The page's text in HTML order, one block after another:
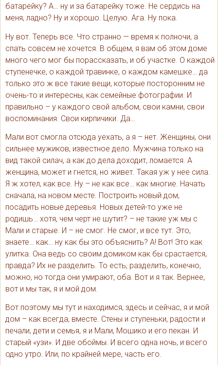
батарейку? А… ну и за батарейку тоже. Не сердись на
меня, ладно? Ну и хорошо. Целую. Ага. Ну пока.
Ну вот. Теперь все. Что странно — время к полночи, а
спать совсем не хочется. В общем, я вам об этом доме
много чего мог бы порассказать, и об участке. О каждой
ступенечке, о каждой травинке, о каждом камешке… да
только это ж все такие вещи, которые посторонним не
очень-то и интересны, как семейные фотографии. И
правильно – у каждого свой альбом, свои камни, свои
воспоминания. Свои кирпичики. Да…
Мали вот смогла отсюда уехать, а я – нет. Женщины, они
сильнее мужиков, известное дело. Мужчина только на
вид такой силач, а как до дела доходит, ломается. А
женщина, может и гнется, но живет. Такая уж у нее сила.
Я ж хотел, как все. Ну – не как все… как многие. Начать
сначала, на новом месте. Построить новый дом,
посадить новые деревья. Новых детей-то уже не
родишь… хотя, чем черт не шутит? – не такие уж мы с
Мали и старые. И – не смог. Не смог, и все тут. Это,
знаете… как… ну как бы это объяснить? А! Вот! Это как
улитка. Она ведь со своим домиком как бы срастается,
правда? Их не разделить. То есть, разделить, конечно,
можно, но тогда они умирают, оба. Вот и я так. Вернее,
вот и мы так, я и мой дом.
Вот поэтому мы тут и находимся, здесь и сейчас, я и мой
дом – как всегда, вместе. Стены и ступеньки, радости и
печали, дети и семья, я и Мали, Мошико и его пекан. И
старый «узи». И две обоймы. И всего одна ночь, и всего
одно утро. Или, по крайней мере, часть его.